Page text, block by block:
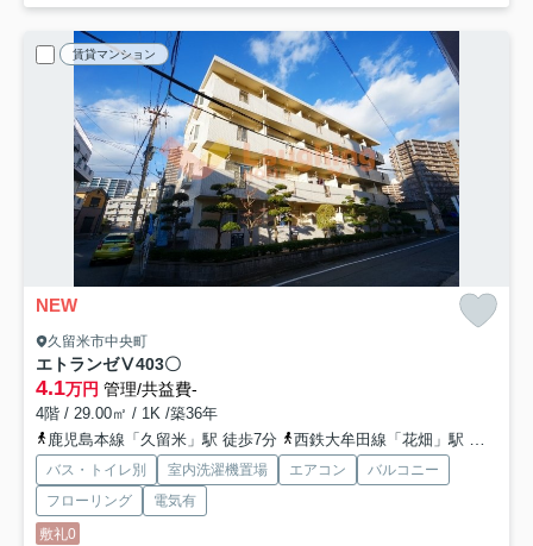
賃貸マンション
NEW
久留米市中央町
エトランゼⅤ403〇
4.1万円 管理/共益費-
4階 / 29.00㎡ / 1K /築36年
鹿児島本線「久留米」駅 徒歩7分
西鉄大牟田線「花畑」駅 徒歩24分
バス・トイレ別 室内洗濯機置場 エアコン
バルコニー
フローリング
電気有
敷礼0